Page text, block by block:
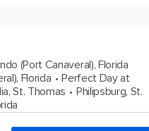
(Port Canaveral), Florida
Florida
Perfect Day at
St. Thomas
Philipsburg, St.